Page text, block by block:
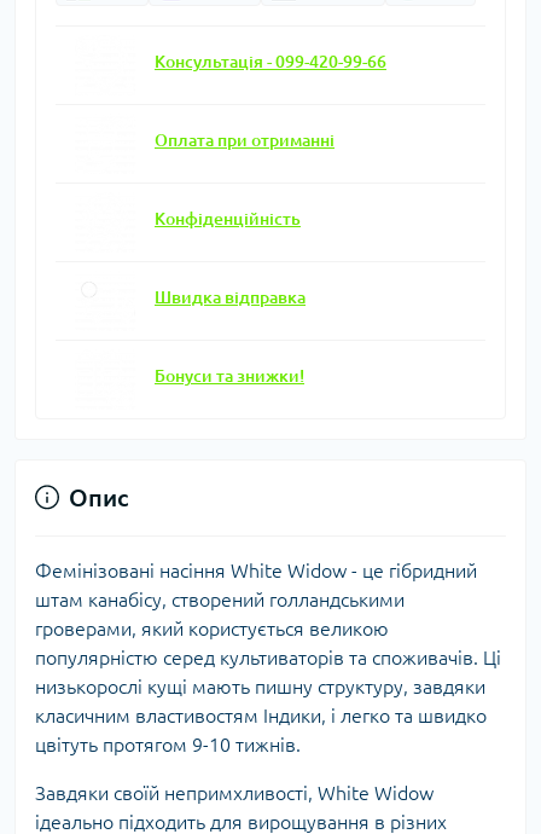
Консультація - 099-420-99-66
Оплата при отриманні
Конфіденційність
Швидка відправка
Бонуси та знижки!
Опис
Фемінізовані насіння White Widow - це гібридний
штам канабісу, створений голландськими
гроверами, який користується великою
популярністю серед культиваторів та споживачів. Ці
низькорослі кущі мають пишну структуру, завдяки
класичним властивостям Індики, і легко та швидко
цвітуть протягом 9-10 тижнів.
Завдяки своїй непримхливості, White Widow
ідеально підходить для вирощування в різних